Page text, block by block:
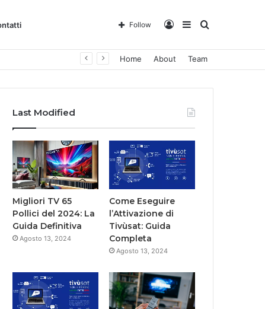
Search
for
Sidebar
Log
In
Follow
Home About Team
Last Modified
Migliori TV 65
Pollici del 2024: La
Guida Definitiva
Agosto 13, 2024
Come Eseguire
l’Attivazione di
Tivùsat: Guida
Completa
Agosto 13, 2024